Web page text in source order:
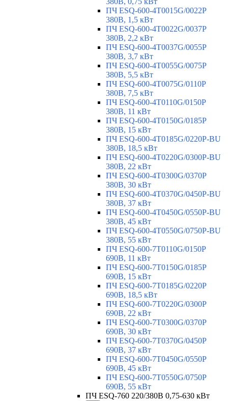
ПЧ ESQ-600-4T0015G/0022P
380В, 1,5 кВт
ПЧ ESQ-600-4T0022G/0037P
380В, 2,2 кВт
ПЧ ESQ-600-4T0037G/0055P
380В, 3,7 кВт
ПЧ ESQ-600-4T0055G/0075P
380В, 5,5 кВт
ПЧ ESQ-600-4T0075G/0110P
380В, 7,5 кВт
ПЧ ESQ-600-4T0110G/0150P
380В, 11 кВт
ПЧ ESQ-600-4T0150G/0185P
380В, 15 кВт
ПЧ ESQ-600-4T0185G/0220P-BU
380В, 18,5 кВт
ПЧ ESQ-600-4T0220G/0300P-BU
380В, 22 кВт
ПЧ ESQ-600-4T0300G/0370P
380В, 30 кВт
ПЧ ESQ-600-4T0370G/0450P-BU
380В, 37 кВт
ПЧ ESQ-600-4T0450G/0550P-BU
380В, 45 кВт
ПЧ ESQ-600-4T0550G/0750P-BU
380В, 55 кВт
ПЧ ESQ-600-7T0110G/0150P
690В, 11 кВт
ПЧ ESQ-600-7T0150G/0185P
690В, 15 кВт
ПЧ ESQ-600-7T0185G/0220P
690В, 18,5 кВт
ПЧ ESQ-600-7T0220G/0300P
690В, 22 кВт
ПЧ ESQ-600-7T0300G/0370P
690В, 30 кВт
ПЧ ESQ-600-7T0370G/0450P
690В, 37 кВт
ПЧ ESQ-600-7T0450G/0550P
690В, 45 кВт
ПЧ ESQ-600-7T0550G/0750P
690В, 55 кВт
ПЧ ESQ-760 220/380В 0,75-630 кВт